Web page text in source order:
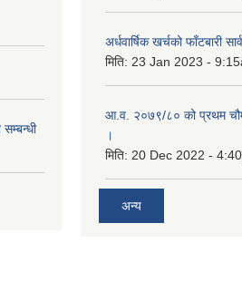
अर्धवार्षिक खर्चको फाँटबारी
मिति: 23 Jan 2023 -
आ.व. २०७९/८० को प्रथम
।
मिति: 20 Dec 2022 -
अन्य